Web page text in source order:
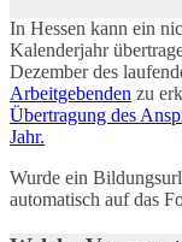
In Hessen kann ein
Kalenderjahr
Dezember des
Arbeitgebenden zu
Übertragung des
Jahr.
Wurde ein
automatisch auf das